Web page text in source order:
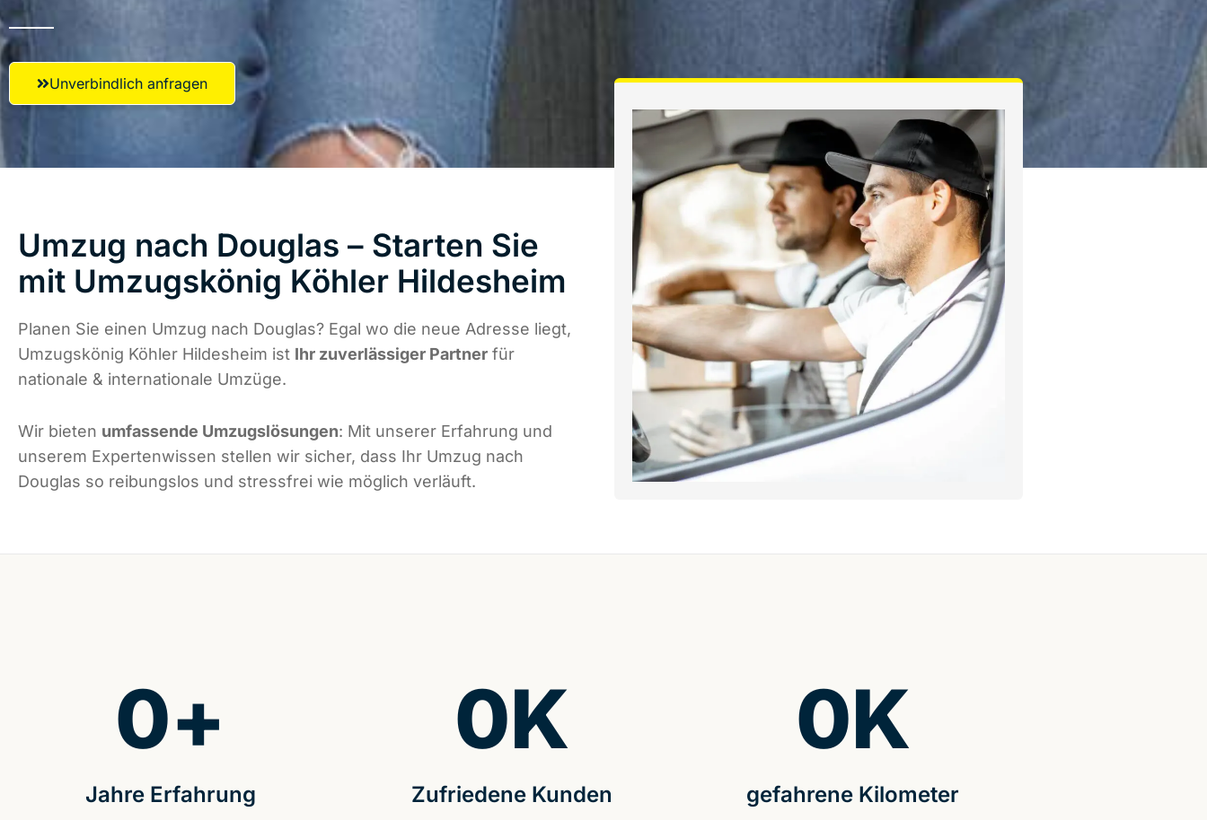
Unverbindlich anfragen
Umzug nach Douglas – Starten Sie
mit Umzugskönig Köhler Hildesheim
Planen Sie einen Umzug nach Douglas? Egal wo die neue Adresse liegt,
Umzugskönig Köhler Hildesheim ist Ihr zuverlässiger Partner für
nationale & internationale Umzüge.
Wir bieten umfassende Umzugslösungen: Mit unserer Erfahrung und
unserem Expertenwissen stellen wir sicher, dass Ihr Umzug nach
Douglas so reibungslos und stressfrei wie möglich verläuft.
Jahre Erfahrung
0+
Zufriedene Kunden
0K
gefahrene Kilometer
0K